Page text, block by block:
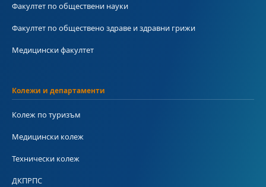
Факултет по обществени науки
Факултет по обществено здраве и здравни грижи
Медицински факултет
Колежи и департаменти
Колеж по туризъм
Медицински колеж
Технически колеж
ДКПРПС